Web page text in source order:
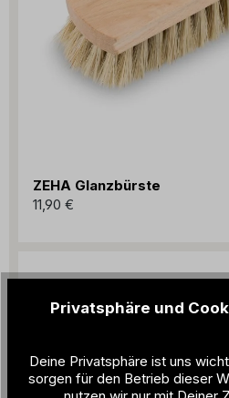
ZEHA Glanzbürste
11,90 €
Privatsphäre und
Deine Privatsphäre ist uns
sorgen für den Betrieb dieser